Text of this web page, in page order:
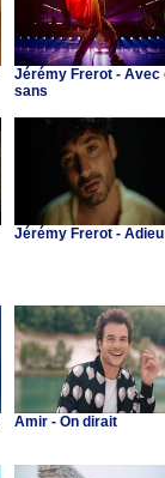
Jérémy Frerot - Avec
sans
Jérémy Frerot - Adieu
Amir - On dirait